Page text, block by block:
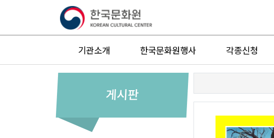
기관소개 한국문화원행사 각종신청
게시판